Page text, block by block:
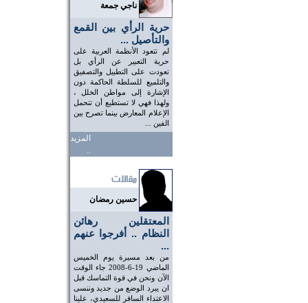
ناجي جمعة
حرية الرأي بين القمع
والتأصيل ...
لم تتعود الأنظمة العربية على
حرية التعبير عن الرأي بل
تعودت على التطبيل والتصفيق
والتلميع للسلطة الحاكمة دون
الإشارة إلى مواطن الخلل ،
ولهذا فهي لا تستطيع أن تتحمل
الإعلام المعارض بينما تصرح بين
الفين ...
المزيد
..
حسين رمضان
المعتقلين رهائن
النظام .. أفرجوا عنهم
...
من بعد مسيرة يوم الخميس
الماضي 19-6-2008 جاء الوقت
الآن ونحن في قوة التماسك قبل
ان يبرد الوضع من جديد وننسى
الاعتداء السافر للسعيدي، علينا